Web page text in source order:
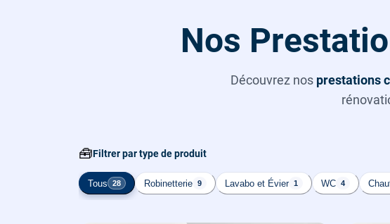
Nos
Découvrez nos prestations
🧰Filtrer par type de produit
Tous 28 Robinetterie 9 Lavabo et Évier 1 WC 4